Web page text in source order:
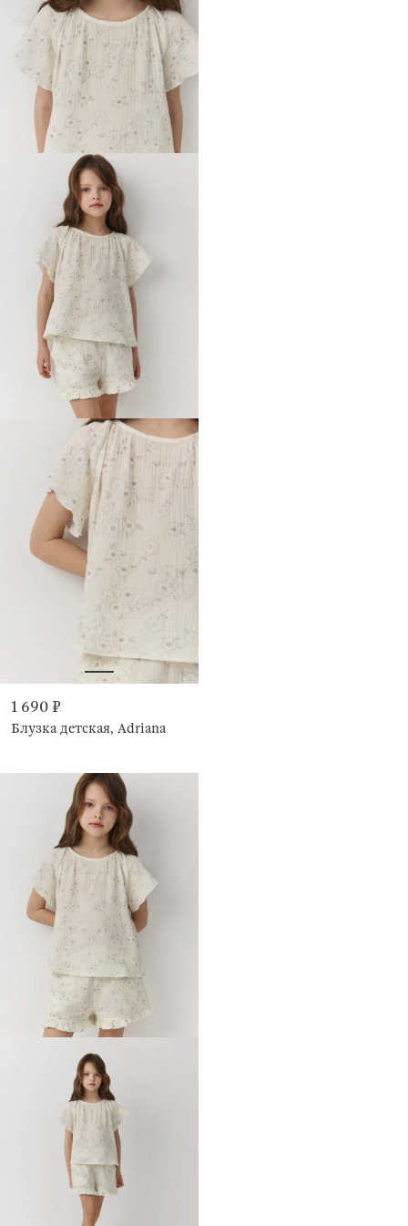
1 690 ₽
Блузка детская, Adriana